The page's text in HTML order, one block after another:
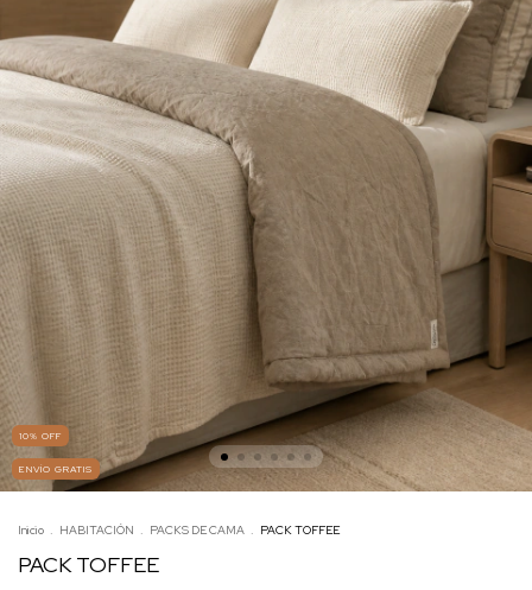
10% OFF
ENVÍO GRATIS
Inicio . HABITACIÓN . PACKS DE CAMA . PACK TOFFEE
PACK TOFFEE